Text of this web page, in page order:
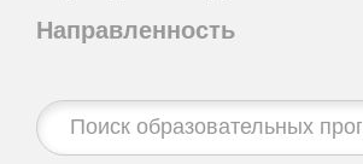
Направленность
Строка
поиска: